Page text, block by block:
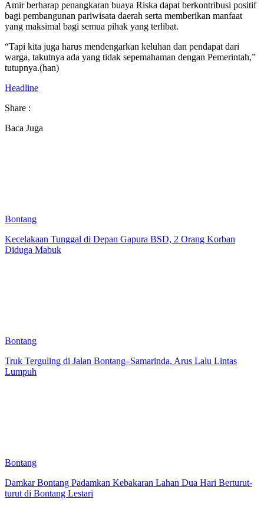
Amir berharap penangkaran buaya Riska dapat berkontribusi positif
bagi pembangunan pariwisata daerah serta memberikan manfaat
yang maksimal bagi semua pihak yang terlibat.
“Tapi kita juga harus mendengarkan keluhan dan pendapat dari
warga, takutnya ada yang tidak sepemahaman dengan Pemerintah,”
tutupnya.(han)
Headline
Share :
Baca Juga
Bontang
Kecelakaan Tunggal di Depan Gapura BSD, 2 Orang Korban
Diduga Mabuk
Bontang
Truk Terguling di Jalan Bontang–Samarinda, Arus Lalu Lintas
Lumpuh
Bontang
Damkar Bontang Padamkan Kebakaran Lahan Dua Hari Berturut-
turut di Bontang Lestari